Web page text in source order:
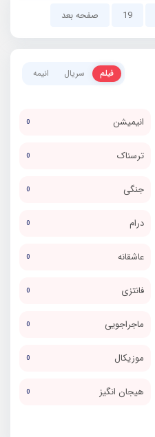
19 صفحه بعد
فیلم سریال انیمه
انیمیشن 0
ترسناک 0
جنگی 0
درام 0
عاشقانه 0
فانتزی 0
ماجراجویی 0
موزیکال 0
هیجان انگیز 0